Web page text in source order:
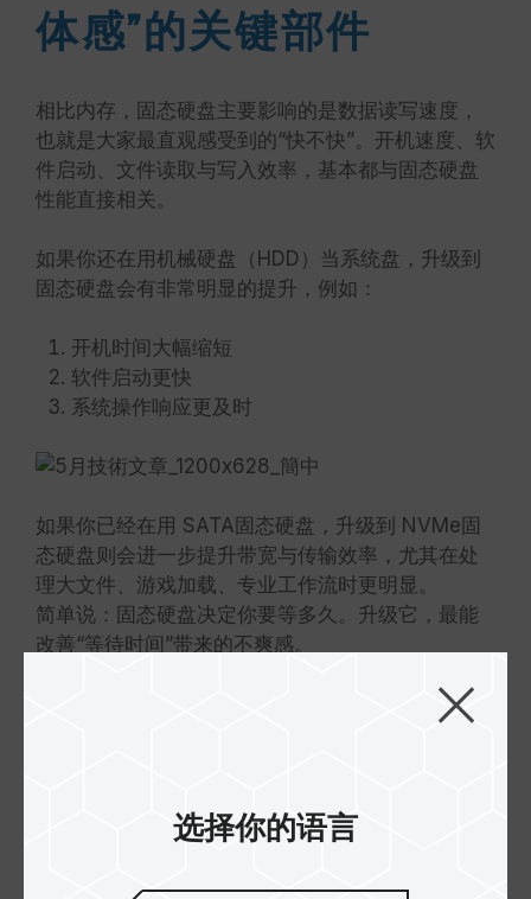
体感”的关键部件
相比内存，固态硬盘主要影响的是数据读写速度，
也就是大家最直观感受到的“快不快”。开机速度、软
件启动、文件读取与写入效率，基本都与固态硬盘
性能直接相关。
如果你还在用机械硬盘（HDD）当系统盘，升级到
固态硬盘会有非常明显的提升，例如：
开机时间大幅缩短
软件启动更快
系统操作响应更及时
如果你已经在用 SATA固态硬盘，升级到 NVMe固
态硬盘则会进一步提升带宽与传输效率，尤其在处
理大文件、游戏加载、专业工作流时更明显。
简单说：固态硬盘决定你要等多久。升级它，最能
改善“等待时间”带来的不爽感。
同使用场景怎么选？
选择你的语言